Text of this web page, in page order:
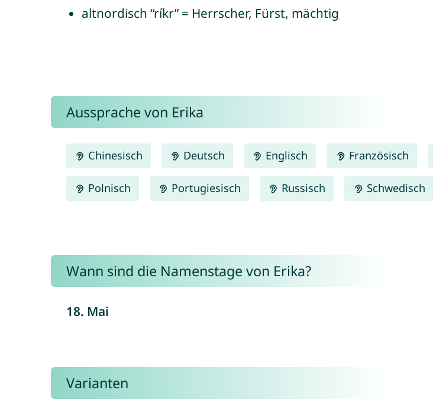
altnordisch “ríkr” = Herrscher, Fürst, mächtig
Aussprache von Erika
Chinesisch Deutsch Englisch Französisch
Polnisch Portugiesisch Russisch Schwedisch
Wann sind die Namenstage von Erika?
18. Mai
Varianten